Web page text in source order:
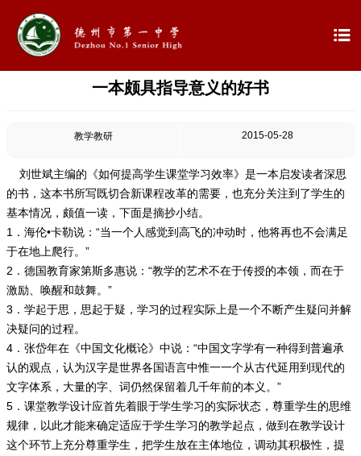

一本颇具指导意义的好书
教学教研 2015-05-28
刘世斌主编的《如何提高学生课堂学习效率》是一本启发读者深思
的书，这本书所写既切合新课程改革的需要，也充分关注到了学生的
基本情况，颇值一读，下面是摘抄小结。
1．海伦•卡勒说：“当一个人感觉到高飞的冲动时，他将再也不会满足
于在地上爬行。”
2．德国教育家第斯多惠说：“教学的艺术不在于传授的本领，而在于
激励、唤醒和鼓舞。”
3．学起于思，思起于疑，学习的过程实际上是一个不断产生疑问并解
决疑问的过程。
4．张岱年在《中国文化概论》中说：“中国文字学有一种得到普遍承
认的观点，认为汉字是世界各国语言中惟一一个从古代延用到现代的
文字体系，大量的字、词仍然保留着几千年前的本义。”
5．课堂教学设计应首先着眼于学生学习的实际状态，尊重学生的思维
规律，以此才能来确定适应于学生学习的教学起点，做到在教学设计
这个环节上充分尊重学生，把学生放在主体地位，调动其积极性，提
学校概况
 信息公开
 教学教研
 最新公告
 校园新闻
 科学技术实验校